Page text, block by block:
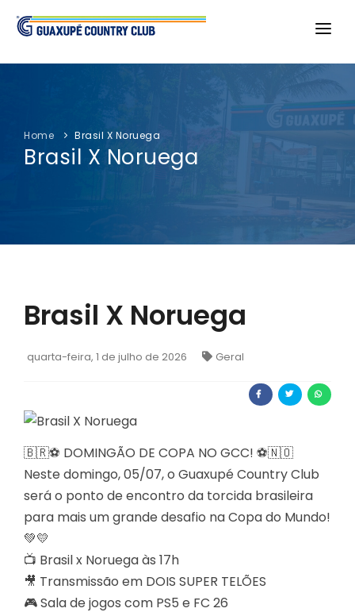
ÁREA DO ASSOCIADO
CAMPEONATOS
SERVIÇOS
Home Brasil X Noruega
Brasil X Noruega
Brasil X Noruega
quarta-feira, 1 de julho de 2026 Geral
🇧🇷⚽ DOMINGÃO DE COPA NO GCC! ⚽🇳🇴
Neste domingo, 05/07, o Guaxupé Country Club
será o ponto de encontro da torcida brasileira
para mais um grande desafio na Copa do Mundo!
💚💛
📺 Brasil x Noruega às 17h
🎥 Transmissão em DOIS SUPER TELÕES
🎮 Sala de jogos com PS5 e FC 26